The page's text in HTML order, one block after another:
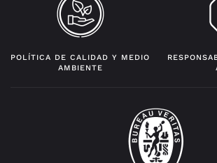
POLÍTICA DE CALIDAD Y MEDIO
AMBIENTE